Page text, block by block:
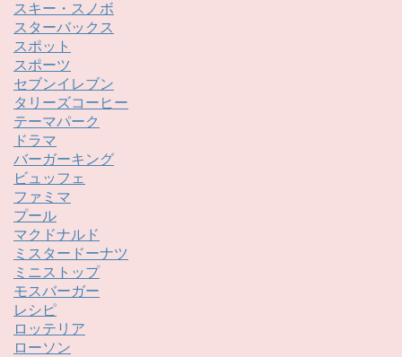
スキー・スノボ
スターバックス
スポット
スポーツ
セブンイレブン
タリーズコーヒー
テーマパーク
ドラマ
バーガーキング
ビュッフェ
ファミマ
プール
マクドナルド
ミスタードーナツ
ミニストップ
モスバーガー
レシピ
ロッテリア
ローソン